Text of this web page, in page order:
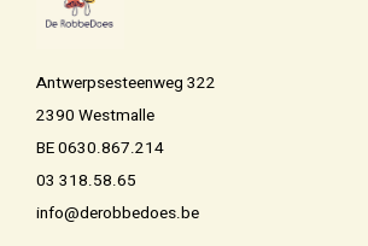
Antwerpsesteenweg 322
2390 Westmalle
BE 0630.867.214
03 318.58.65
info@derobbedoes.be